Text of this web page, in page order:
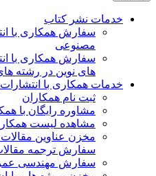
خدمات نشر کتاب
سفارش همکاری با
مصنوعی
سفارش همکاری با
های نوین در رشته
خدمات همکاری با
ثبت نام همکاران
مشاوره رایگان با
مشاهده لیست
مخزن عناوین
سفارش ترجمه
سفارش مهندسی